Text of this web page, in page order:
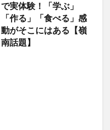
で実体験！「学ぶ」
「作る」「食べる」感
動がそこにはある【嶺
南話題】